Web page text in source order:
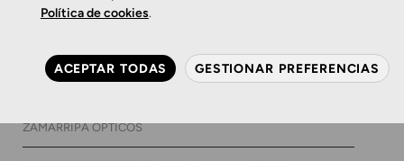
Glaucoma: la alteración
frenar a tiempo
ZAMARRIPA ÓPTICOS
Política de cookies.
ACEPTAR TODAS GESTIONAR PREFERENCIAS